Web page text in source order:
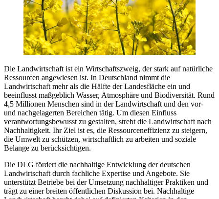
Die Landwirtschaft ist ein Wirtschaftszweig, der stark auf natürliche
Ressourcen angewiesen ist. In Deutschland nimmt die
Landwirtschaft mehr als die Hälfte der Landesfläche ein und
beeinflusst maßgeblich Wasser, Atmosphäre und Biodiversität. Rund
4,5 Millionen Menschen sind in der Landwirtschaft und den vor-
und nachgelagerten Bereichen tätig. Um diesen Einfluss
verantwortungsbewusst zu gestalten, strebt die Landwirtschaft nach
Nachhaltigkeit. Ihr Ziel ist es, die Ressourceneffizienz zu steigern,
die Umwelt zu schützen, wirtschaftlich zu arbeiten und soziale
Belange zu berücksichtigen.
Die DLG fördert die nachhaltige Entwicklung der deutschen
Landwirtschaft durch fachliche Expertise und Angebote. Sie
unterstützt Betriebe bei der Umsetzung nachhaltiger Praktiken und
trägt zu einer breiten öffentlichen Diskussion bei. Nachhaltige